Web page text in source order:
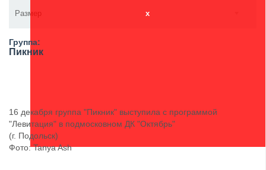
Размер x
Группа:
Пикник
16 декабря группа "Пикник" выступила с программой
"Левитация" в подмосковном ДК "Октябрь"
(г. Подольск)
Фото: Tanya Ash